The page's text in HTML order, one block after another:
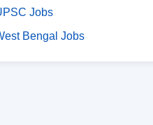
Jobs
Bengal Jobs